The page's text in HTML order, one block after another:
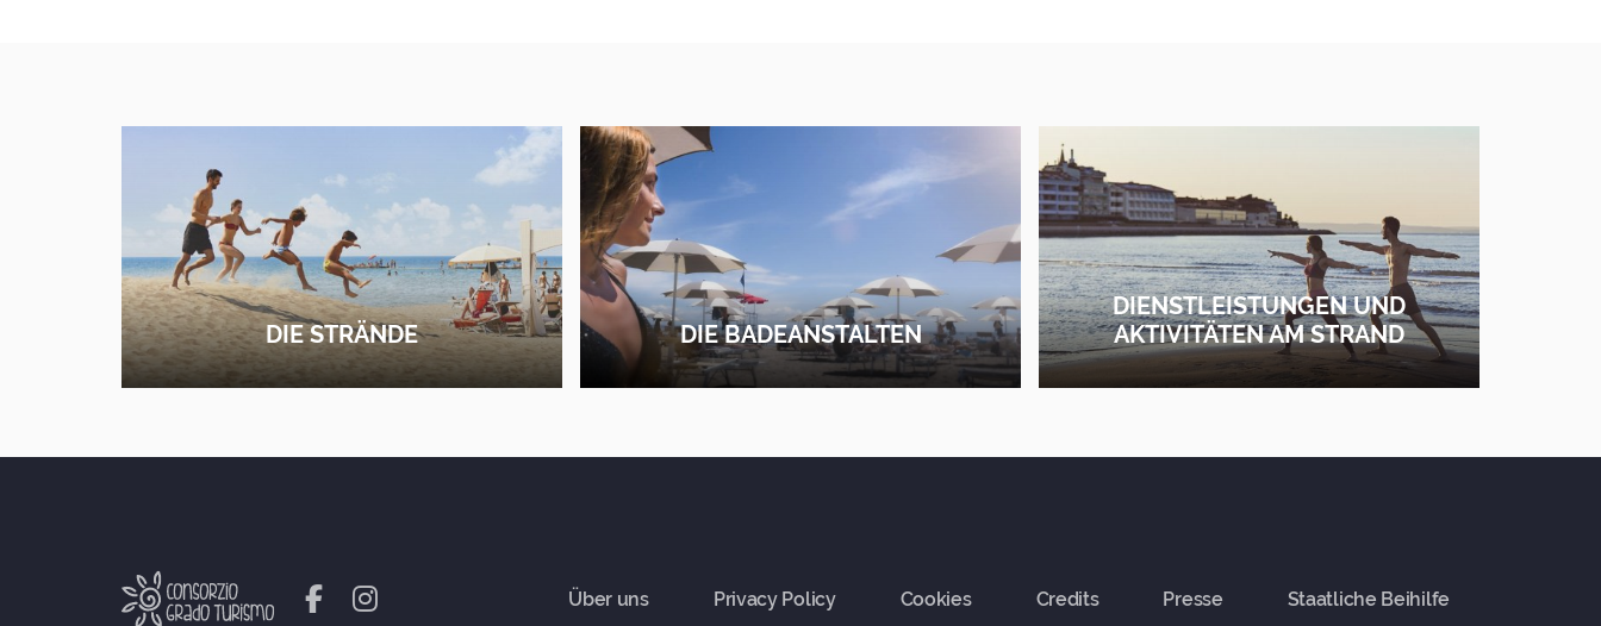
DIE STRÄNDE DIE BADEANSTALTEN
DIENSTLEISTUNGEN UND
AKTIVITÄTEN AM STRAND
Über uns Privacy Policy Cookies Credits Presse Staatliche Beihilfe